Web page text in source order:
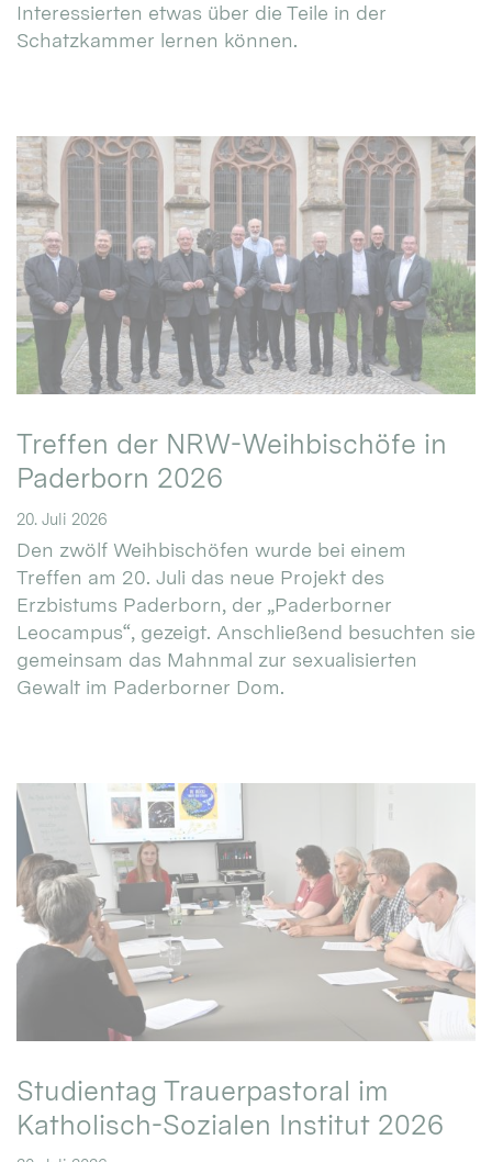
Interessierten etwas über die Teile in der
Schatzkammer lernen können.
Treffen der NRW-Weihbischöfe in
Paderborn 2026
20. Juli 2026
Den zwölf Weihbischöfen wurde bei einem
Treffen am 20. Juli das neue Projekt des
Erzbistums Paderborn, der „Paderborner
Leocampus“, gezeigt. Anschließend besuchten sie
gemeinsam das Mahnmal zur sexualisierten
Gewalt im Paderborner Dom.
Studientag Trauerpastoral im
Katholisch-Sozialen Institut 2026